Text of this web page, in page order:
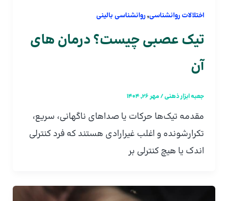
اختلالات روانشناسی,روانشناسی بالینی
تیک عصبی چیست؟ درمان های
آن
جعبه ابزار ذهنی/مهر 26, 1404
مقدمه تیک‌ها حرکات یا صداهای ناگهانی، سریع،
تکرارشونده و اغلب غیرارادی هستند که فرد کنترلی
اندک یا هیچ کنترلی بر